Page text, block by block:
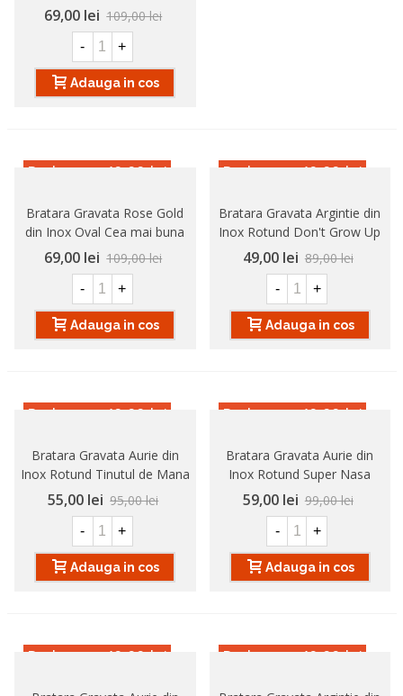
Mom
69,00 lei 109,00 lei
- +
Adauga in cos
Reducere-40,00 lei
Bratara Gravata Rose Gold
din Inox Oval Cea mai buna
Iubita
69,00 lei 109,00 lei
- +
Adauga in cos
Reducere-40,00 lei
Bratara Gravata Argintie din
Inox Rotund Don't Grow Up
49,00 lei 89,00 lei
- +
Adauga in cos
Reducere-40,00 lei
Bratara Gravata Aurie din
Inox Rotund Tinutul de Mana
55,00 lei 95,00 lei
- +
Adauga in cos
Reducere-40,00 lei
Bratara Gravata Aurie din
Inox Rotund Super Nasa
59,00 lei 99,00 lei
- +
Adauga in cos
Reducere-40,00 lei Reducere-40,00 lei